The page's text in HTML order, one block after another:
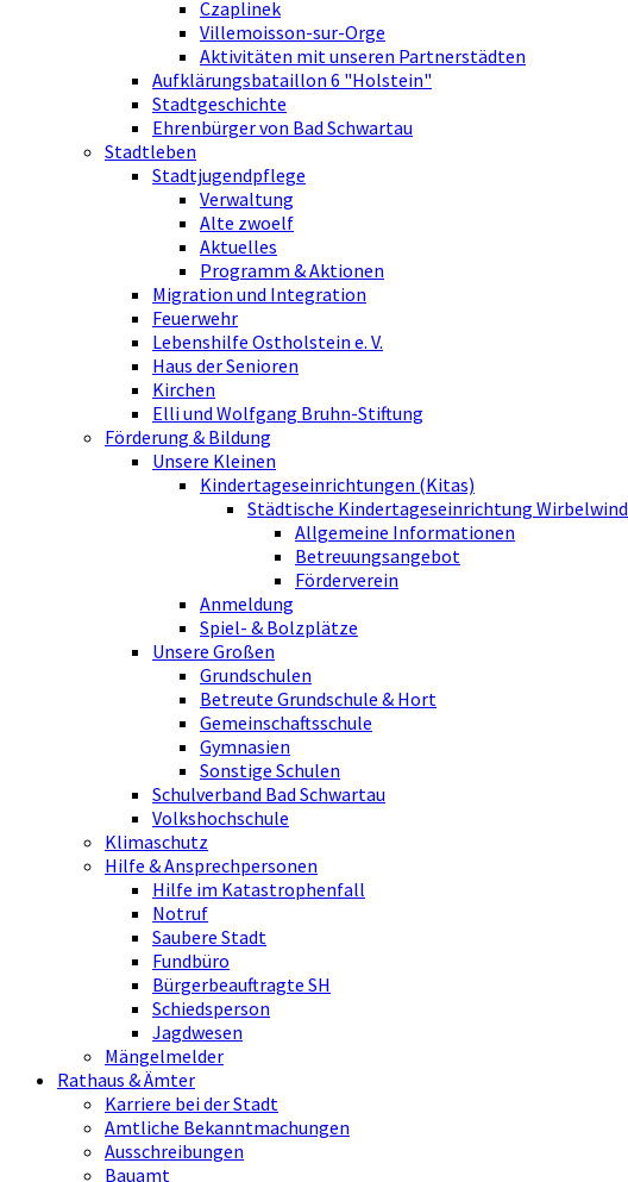
Czaplinek
Villemoisson-sur-Orge
Aktivitäten mit unseren Partnerstädten
Aufklärungsbataillon 6 "Holstein"
Stadtgeschichte
Ehrenbürger von Bad Schwartau
Stadtleben
Stadtjugendpflege
Verwaltung
Alte zwoelf
Aktuelles
Programm & Aktionen
Migration und Integration
Feuerwehr
Lebenshilfe Ostholstein e. V.
Haus der Senioren
Kirchen
Elli und Wolfgang Bruhn-Stiftung
Förderung & Bildung
Unsere Kleinen
Kindertageseinrichtungen (Kitas)
Städtische Kindertageseinrichtung Wirbelwind
Allgemeine Informationen
Betreuungsangebot
Förderverein
Anmeldung
Spiel- & Bolzplätze
Unsere Großen
Grundschulen
Betreute Grundschule & Hort
Gemeinschaftsschule
Gymnasien
Sonstige Schulen
Schulverband Bad Schwartau
Volkshochschule
Klimaschutz
Hilfe & Ansprechpersonen
Hilfe im Katastrophenfall
Notruf
Saubere Stadt
Fundbüro
Bürgerbeauftragte SH
Schiedsperson
Jagdwesen
Mängelmelder
Rathaus & Ämter
Karriere bei der Stadt
Amtliche Bekanntmachungen
Ausschreibungen
Bauamt